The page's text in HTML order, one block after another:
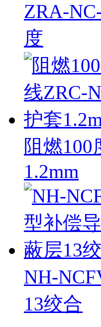
ZRA-
度
阻燃100
1.2mm
NH-
13绞合